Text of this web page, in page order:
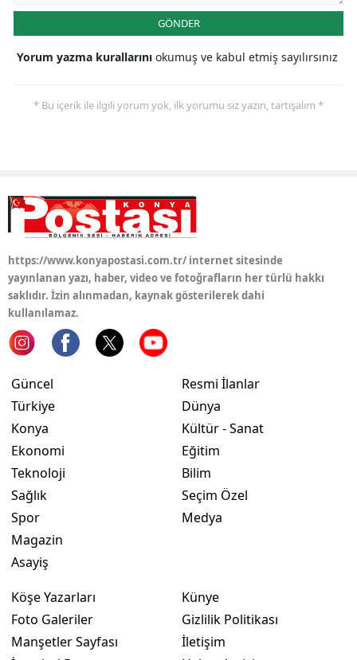
Zonguldak
Aksaray
Karaman
Ardahan
Iğdır
Osmaniye
GÖNDER
Yorum yazma kurallarını okumuş ve kabul etmiş sayılırsınız
* Bu içerik ile ilgili yorum yok, ilk yorumu siz yazın, tartışalım *
https://www.konyapostasi.com.tr/ internet sitesinde
yayınlanan yazı, haber, video ve fotoğrafların her türlü hakkı
saklıdır. İzin alınmadan, kaynak gösterilerek dahi
kullanılamaz.
Güncel
Türkiye
Konya
Ekonomi
Teknoloji
Sağlık
Spor
Magazin
Asayiş
Resmi İlanlar
Dünya
Kültür - Sanat
Eğitim
Bilim
Seçim Özel
Medya
Köşe Yazarları
Foto Galeriler
Manşetler Sayfası
Künye
Gizlilik Politikası
İletişim